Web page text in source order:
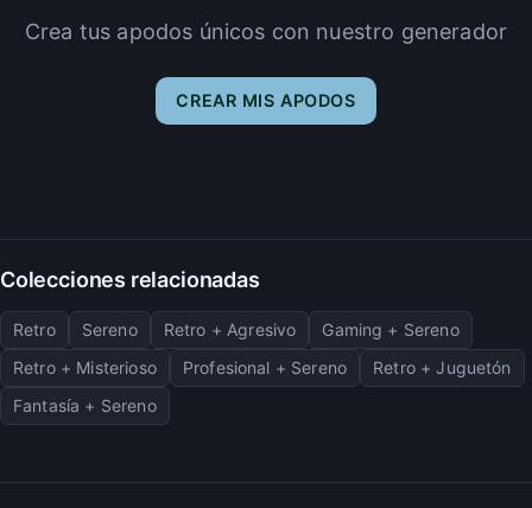
Crea tus apodos únicos con nuestro generador
CREAR MIS APODOS
Colecciones relacionadas
Retro Sereno Retro + Agresivo
Gaming + Sereno
Retro + Misterioso
Profesional + Sereno
Retro + Juguetón
Fantasía + Sereno